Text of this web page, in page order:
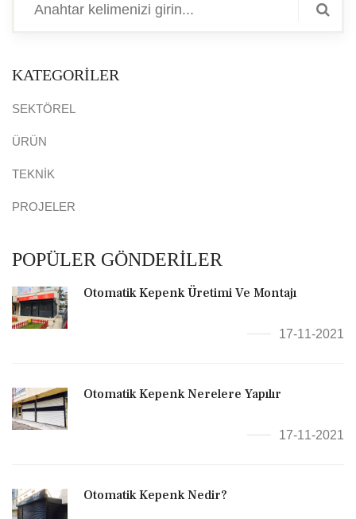
KATEGORİLER
SEKTÖREL
ÜRÜN
TEKNİK
PROJELER
POPÜLER GÖNDERİLER
Otomatik Kepenk Üretimi Ve Montajı
17-11-2021
Otomatik Kepenk Nerelere Yapılır
17-11-2021
Otomatik Kepenk Nedir?